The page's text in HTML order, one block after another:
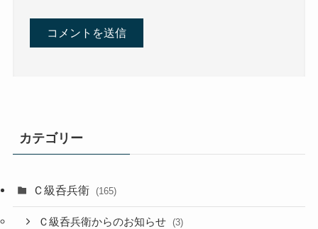
カテゴリー
Ｃ級呑兵衛 (165)
Ｃ級呑兵衛からのお知らせ (3)